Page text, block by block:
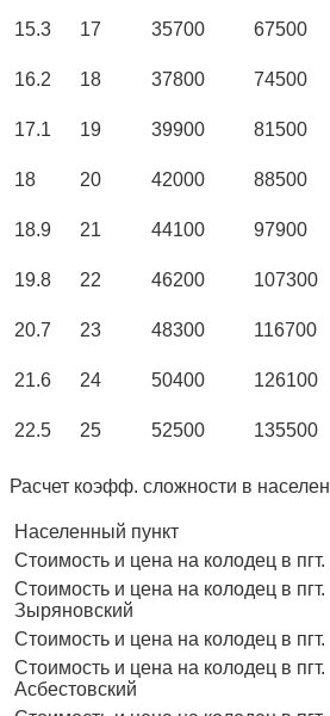
15.3 17 35700 67500
16.2 18 37800 74500
17.1 19 39900 81500
18 20 42000 88500
18.9 21 44100 97900
19.8 22 46200 107300
20.7 23 48300 116700
21.6 24 50400 126100
22.5 25 52500 135500
Расчет коэфф. сложности в
Населенный пункт
Стоимость и цена на колодец в пгт.
Стоимость и цена на колодец в пгт.
Зыряновский
Стоимость и цена на колодец в
Стоимость и цена на колодец в пгт.
Асбестовский